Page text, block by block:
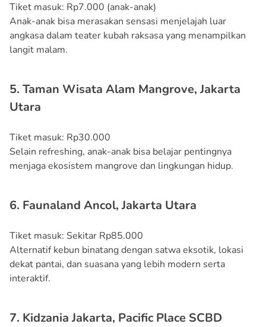
Tiket masuk: Rp7.000 (anak-anak)
Anak-anak bisa merasakan sensasi menjelajah luar
angkasa dalam teater kubah raksasa yang menampilkan
langit malam.
5. Taman Wisata Alam Mangrove, Jakarta
Utara
Tiket masuk: Rp30.000
Selain refreshing, anak-anak bisa belajar pentingnya
menjaga ekosistem mangrove dan lingkungan hidup.
6. Faunaland Ancol, Jakarta Utara
Tiket masuk: Sekitar Rp85.000
Alternatif kebun binatang dengan satwa eksotik, lokasi
dekat pantai, dan suasana yang lebih modern serta
interaktif.
7. Kidzania Jakarta, Pacific Place SCBD